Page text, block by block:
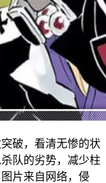
破，看清无惨的状
队的劣势，减少柱
片来自网络，侵